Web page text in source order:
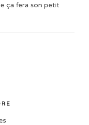
ça fera son petit